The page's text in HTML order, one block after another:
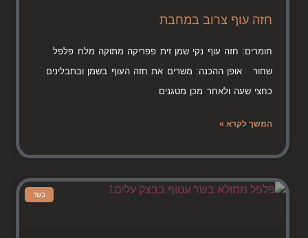
חזה עוף צרוב במחבת
חומרים: חזה עוף נקי שמן זית פפריקה מתוקה מלח פלפל
שחור אופן ההכנה: משרים את חזה העוף בשמן ובתבלינים
כחצי שעה ולאחר מכן מטגנים
המשך לקרא »
בשר